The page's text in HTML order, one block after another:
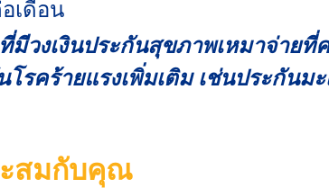
เดือน
วงเงินประกันสุขภาพเหมาจ่าย
รคร้ายแรงเพิ่มเติม เช่นประกันมะ
สมกับคุณ